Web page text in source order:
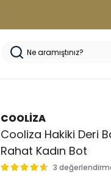
COOLİZA
Cooliza Hakiki Deri
Rahat Kadın Bot
3